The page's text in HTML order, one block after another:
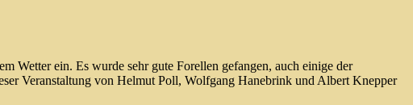
Wetter ein. Es wurde sehr gute Forellen gefangen, auch einige der
Veranstaltung von Helmut Poll, Wolfgang Hanebrink und Albert Knepper